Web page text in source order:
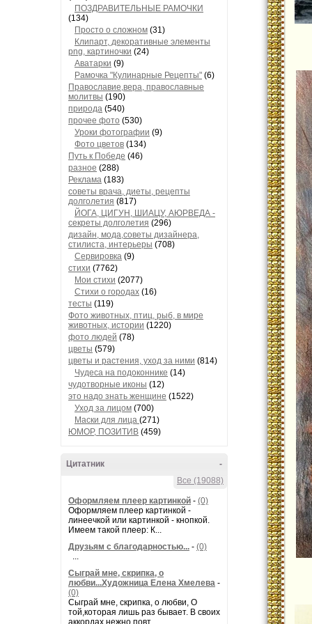
ПОЗДРАВИТЕЛЬНЫЕ РАМОЧКИ
(134)
Просто о сложном (31)
Клипарт, декоративные элементы
png, картиночки (24)
Аватарки (9)
Рамочка "Кулинарные Рецепты" (6)
Православие,вера, православные
молитвы (190)
природа (540)
прочее фото (530)
Уроки фотографии (9)
Фото цветов (134)
Путь к Победе (46)
разное (288)
Реклама (183)
советы врача, диеты, рецепты
долголетия (817)
ЙОГА, ЦИГУН, ШИАЦУ, АЮРВЕДА -
секреты долголетия (296)
дизайн, мода,советы дизайнера,
стилиста, интерьеры (708)
Сервировка (9)
стихи (7762)
Мои стихи (2077)
Стихи о городах (16)
тесты (119)
Фото животных, птиц, рыб, в мире
животных, истории (1220)
фото людей (78)
цветы (579)
цветы и растения, уход за ними (814)
Чудеса на подоконнике (14)
чудотворные иконы (12)
это надо знать женщине (1522)
Уход за лицом (700)
Маски для лица (271)
ЮМОР, ПОЗИТИВ (459)
-
Цитатник
Все (19088)
Оформляем плеер картинкой - (0)
Оформляем плеер картинкой -
линеечкой или картинкой - кнопкой.
Имеем такой плеер: К...
Друзьям с благодарностью... - (0)
...
Сыграй мне, скрипка, о
любви...Художница Елена Хмелева -
(0)
Сыграй мне, скрипка, о любви, О
той,которая лишь раз бывает. В своих
аккордах нежно повт...